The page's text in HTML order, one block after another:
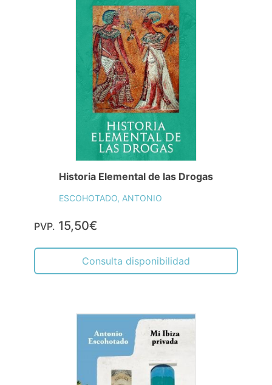
Historia Elemental de las Drogas
ESCOHOTADO, ANTONIO
PVP. 15,50€
Consulta disponibilidad